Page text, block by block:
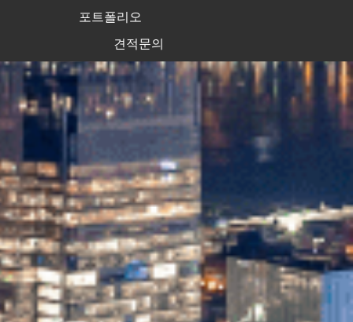
포트폴리오
견적문의